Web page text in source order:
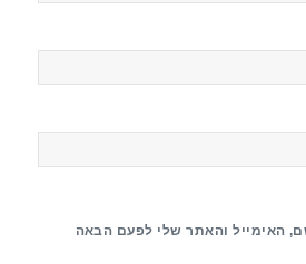
האימייל והאתר שלי לפעם הבאה